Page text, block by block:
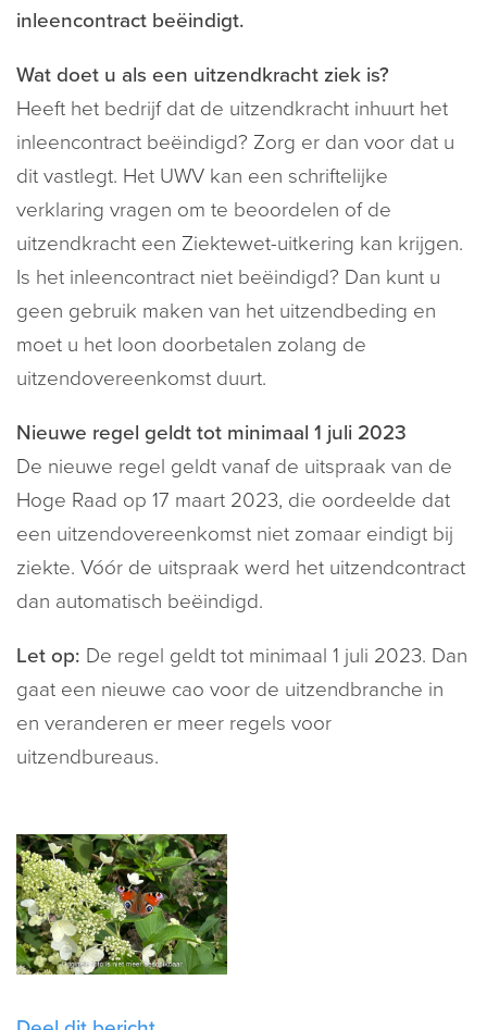
inleencontract beëindigt.
Wat doet u als een uitzendkracht ziek is?
Heeft het bedrijf dat de uitzendkracht inhuurt het
inleencontract beëindigd? Zorg er dan voor dat u
dit vastlegt. Het UWV kan een schriftelijke
verklaring vragen om te beoordelen of de
uitzendkracht een Ziektewet-uitkering kan krijgen.
Is het inleencontract niet beëindigd? Dan kunt u
geen gebruik maken van het uitzendbeding en
moet u het loon doorbetalen zolang de
uitzendovereenkomst duurt.
Nieuwe regel geldt tot minimaal 1 juli 2023
De nieuwe regel geldt vanaf de uitspraak van de
Hoge Raad op 17 maart 2023, die oordeelde dat
een uitzendovereenkomst niet zomaar eindigt bij
ziekte. Vóór de uitspraak werd het uitzendcontract
dan automatisch beëindigd.
Let op: De regel geldt tot minimaal 1 juli 2023. Dan
gaat een nieuwe cao voor de uitzendbranche in
en veranderen er meer regels voor
uitzendbureaus.